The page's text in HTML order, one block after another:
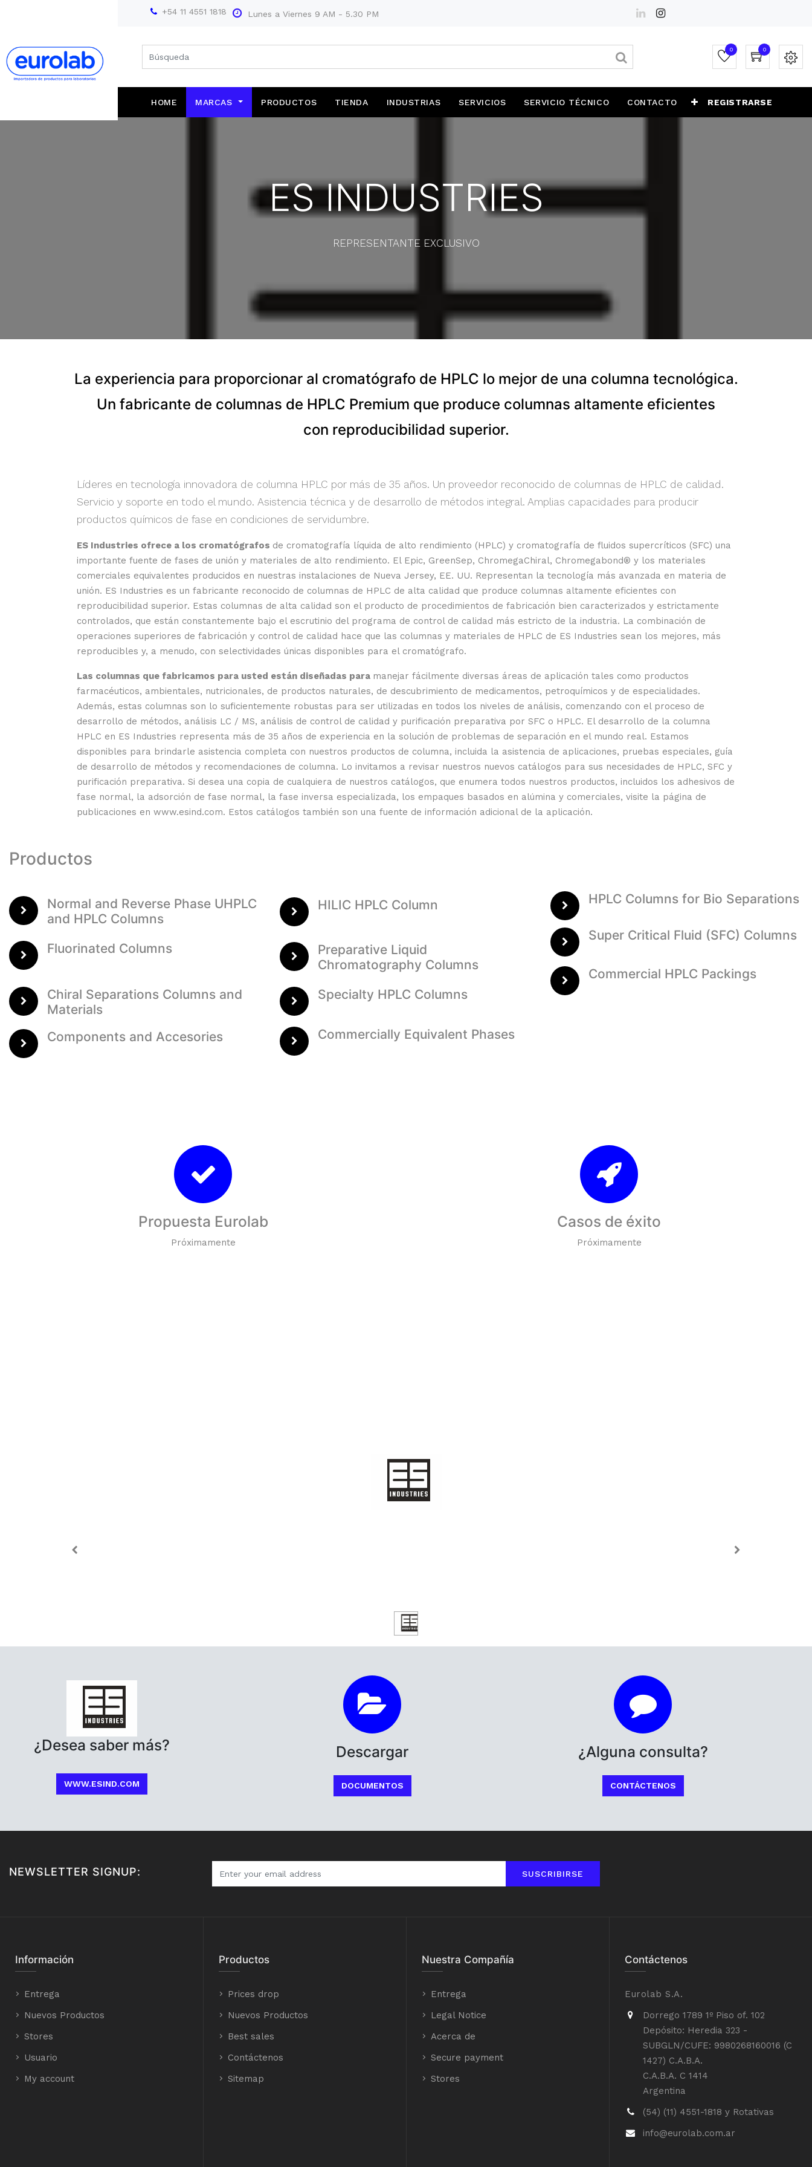
+54 11 4551 1818 Lunes a Viernes 9 AM - 5.30 PM
0 0
HOME MARCAS PRODUCTOS TIENDA INDUSTRIAS SERVICIOS SERVICIO TÉCNICO CONTACTO REGISTRARSE
ES INDUSTRIES
REPRESENTANTE EXCLUSIVO
La experiencia para proporcionar al cromatógrafo de HPLC lo mejor de una columna tecnológica.
Un fabricante de columnas de HPLC Premium que produce columnas altamente eficientes
con reproducibilidad superior.
Líderes en tecnología innovadora de columna HPLC por más de 35 años. Un proveedor reconocido de columnas de HPLC de calidad.
Servicio y soporte en todo el mundo. Asistencia técnica y de desarrollo de métodos integral. Amplias capacidades para producir
productos químicos de fase en condiciones de servidumbre.
ES Industries ofrece a los cromatógrafos de cromatografía líquida de alto rendimiento (HPLC) y cromatografía de fluidos supercríticos (SFC) una
importante fuente de fases de unión y materiales de alto rendimiento. El Epic, GreenSep, ChromegaChiral, Chromegabond® y los materiales
comerciales equivalentes producidos en nuestras instalaciones de Nueva Jersey, EE. UU. Representan la tecnología más avanzada en materia de
unión. ES Industries es un fabricante reconocido de columnas de HPLC de alta calidad que produce columnas altamente eficientes con
reproducibilidad superior. Estas columnas de alta calidad son el producto de procedimientos de fabricación bien caracterizados y estrictamente
controlados, que están constantemente bajo el escrutinio del programa de control de calidad más estricto de la industria. La combinación de
operaciones superiores de fabricación y control de calidad hace que las columnas y materiales de HPLC de ES Industries sean los mejores, más
reproducibles y, a menudo, con selectividades únicas disponibles para el cromatógrafo.
Las columnas que fabricamos para usted están diseñadas para manejar fácilmente diversas áreas de aplicación tales como productos
farmacéuticos, ambientales, nutricionales, de productos naturales, de descubrimiento de medicamentos, petroquímicos y de especialidades.
Además, estas columnas son lo suficientemente robustas para ser utilizadas en todos los niveles de análisis, comenzando con el proceso de
desarrollo de métodos, análisis LC / MS, análisis de control de calidad y purificación preparativa por SFC o HPLC. El desarrollo de la columna
HPLC en ES Industries representa más de 35 años de experiencia en la solución de problemas de separación en el mundo real. Estamos
disponibles para brindarle asistencia completa con nuestros productos de columna, incluida la asistencia de aplicaciones, pruebas especiales, guía
de desarrollo de métodos y recomendaciones de columna. Lo invitamos a revisar nuestros nuevos catálogos para sus necesidades de HPLC, SFC y
purificación preparativa. Si desea una copia de cualquiera de nuestros catálogos, que enumera todos nuestros productos, incluidos los adhesivos de
fase normal, la adsorción de fase normal, la fase inversa especializada, los empaques basados ​​en alúmina y comerciales, visite la página de
publicaciones en www.esind.com. Estos catálogos también son una fuente de información adicional de la aplicación.
Productos
Normal and Reverse Phase UHPLC
and HPLC Columns
Fluorinated Columns
Chiral Separations Columns and
Materials
HILIC HPLC Column
Preparative Liquid
Chromatography Columns
Specialty HPLC Columns
HPLC Columns for Bio Separations
Super Critical Fluid (SFC) Columns
Commercial HPLC Packings
Components and Accesories Commercially Equivalent Phases
Propuesta Eurolab
Próximamente
Casos de éxito
Próximamente
¿Desea saber más?
WWW.ESIND.COM
Descargar
DOCUMENTOS
¿Alguna consulta?
CONTÁCTENOS
NEWSLETTER SIGNUP: SUSCRIBIRSE
Información
Entrega
Nuevos Productos
Stores
Usuario
My account
Productos
Prices drop
Nuevos Productos
Best sales
Contáctenos
Sitemap
Nuestra Compañía
Entrega
Legal Notice
Acerca de
Secure payment
Stores
Contáctenos
Eurolab S.A.
Dorrego 1789 1º Piso of. 102
Depósito: Heredia 323 -
SUBGLN/CUFE: 9980268160016 (C
1427) C.A.B.A.
C.A.B.A. C 1414
Argentina
(54) (11) 4551-1818 y Rotativas
info@eurolab.com.ar